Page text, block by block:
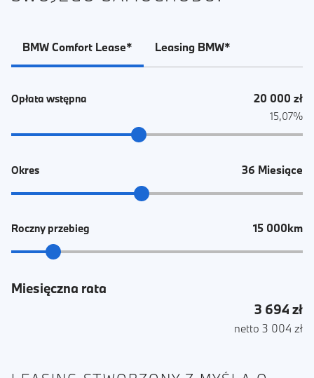
BMW Comfort Lease* Leasing BMW*
Opłata wstępna 20 000 zł
15,07%
Okres 36 Miesiące
Roczny przebieg 15 000km
Miesięczna rata
3 694 zł
netto 3 004 zł